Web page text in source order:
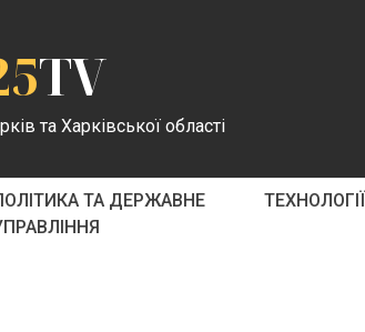
TV
та Харківської області
ТА ДЕРЖАВНЕ
ТЕХНОЛОГІЇ